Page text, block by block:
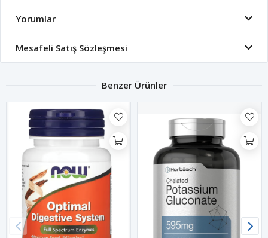
Yorumlar
Mesafeli Satış Sözleşmesi
Benzer Ürünler